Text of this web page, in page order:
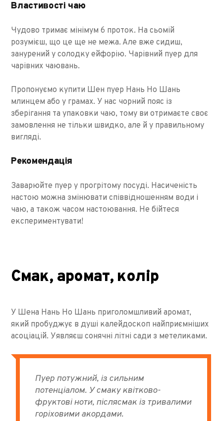
Властивості чаю
Чудово тримає мінімум 6 проток. На сьомій
розумієш, що це ще не межа. Але вже сидиш,
занурений у солодку ейфорію. Чарівний пуер для
чарівних чаювань.
Пропонуємо купити Шен пуер Нань Но Шань
млинцем або у грамах. У нас чорний пояс із
зберігання та упаковки чаю, тому ви отримаєте своє
замовлення не тільки швидко, але й у правильному
вигляді.
Рекомендація
Заварюйте пуер у прогрітому посуді. Насиченість
настою можна змінювати співвідношенням води і
чаю, а також часом настоювання. Не бійтеся
експериментувати!
Смак, аромат, колір
У Шена Нань Но Шань приголомшливий аромат,
який пробуджує в душі калейдоскоп найприємніших
асоціацій. Уявляєш сонячні літні сади з метеликами.
Пуер потужний, із сильним
потенціалом. У смаку квітково-
фруктові ноти, післясмак із тривалими
горіховими акордами.